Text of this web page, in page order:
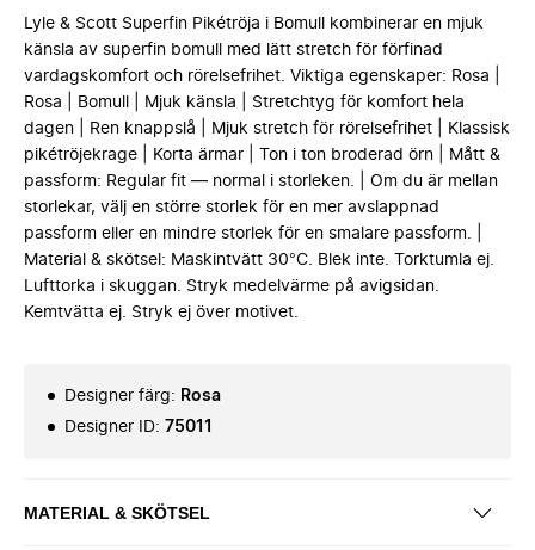
Lyle & Scott Superfin Pikétröja i Bomull kombinerar en mjuk
känsla av superfin bomull med lätt stretch för förfinad
vardagskomfort och rörelsefrihet. Viktiga egenskaper: Rosa |
Rosa | Bomull | Mjuk känsla | Stretchtyg för komfort hela
dagen | Ren knappslå | Mjuk stretch för rörelsefrihet | Klassisk
pikétröjekrage | Korta ärmar | Ton i ton broderad örn | Mått &
passform: Regular fit — normal i storleken. | Om du är mellan
storlekar, välj en större storlek för en mer avslappnad
passform eller en mindre storlek för en smalare passform. |
Material & skötsel: Maskintvätt 30°C. Blek inte. Torktumla ej.
Lufttorka i skuggan. Stryk medelvärme på avigsidan.
Kemtvätta ej. Stryk ej över motivet.
Designer färg: Rosa
Designer ID: 75011
MATERIAL & SKÖTSEL